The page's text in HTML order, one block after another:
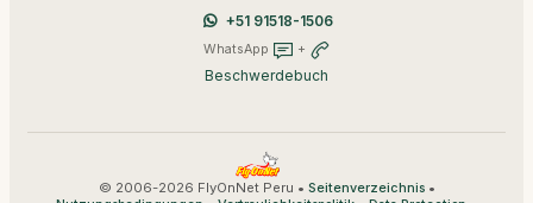
+51 91518-1506
WhatsApp +
Beschwerdebuch
© 2006-2026 FlyOnNet Peru • Seitenverzeichnis•